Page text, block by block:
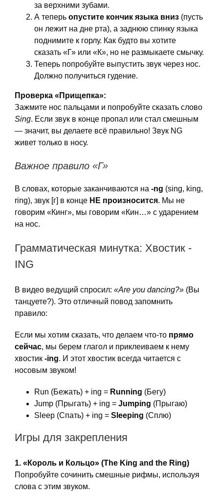
за верхними зубами.
А теперь опустите кончик языка вниз (пусть
он лежит на дне рта), а заднюю спинку языка
поднимите к горлу. Как будто вы хотите
сказать «Г» или «К», но не размыкаете смычку.
Теперь попробуйте выпустить звук через нос.
Должно получиться гудение.
Проверка «Прищепка»:
Зажмите нос пальцами и попробуйте сказать слово
Sing. Если звук в конце пропал или стал смешным
— значит, вы делаете всё правильно! Звук NG
живет только в носу.
Важное правило «Г»
В словах, которые заканчиваются на -ng (sing, king,
ring), звук [г] в конце НЕ произносится. Мы не
говорим «Кинг», мы говорим «Кин…» с ударением
на нос.
Грамматическая минутка: Хвостик -
ING
В видео ведущий спросил: «Are you dancing?» (Вы
танцуете?). Это отличный повод запомнить
правило:
Если мы хотим сказать, что делаем что-то прямо
сейчас, мы берем глагол и приклеиваем к нему
хвостик -ing. И этот хвостик всегда читается с
носовым звуком!
Run (Бежать) + ing = Running (Бегу)
Jump (Прыгать) + ing = Jumping (Прыгаю)
Sleep (Спать) + ing = Sleeping (Сплю)
Игры для закрепления
1. «Король и Кольцо» (The King and the Ring)
Попробуйте сочинить смешные рифмы, используя
слова с этим звуком.